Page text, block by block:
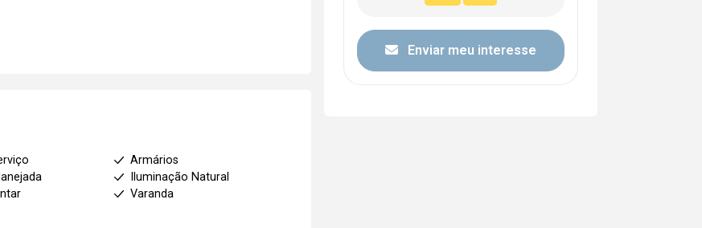
Armários
Iluminação Natural
Varanda
Enviar meu interesse